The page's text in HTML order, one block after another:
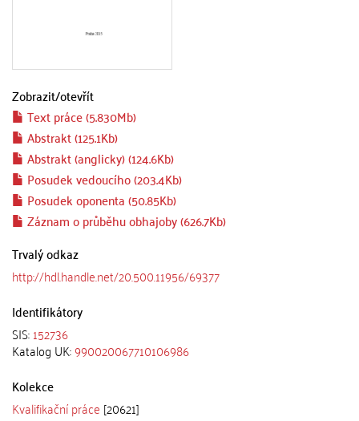
Zobrazit/otevřít
Text práce (5.830Mb)
Abstrakt (125.1Kb)
Abstrakt (anglicky) (124.6Kb)
Posudek vedoucího (203.4Kb)
Posudek oponenta (50.85Kb)
Záznam o průběhu obhajoby (626.7Kb)
Trvalý odkaz
http://hdl.handle.net/20.500.11956/69377
Identifikátory
SIS:152736
Katalog UK:990020067710106986
Kolekce
Kvalifikační práce [20621]